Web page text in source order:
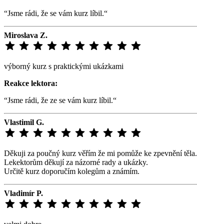
“Jsme rádi, že se vám kurz líbil.“
Miroslava Z.
výborný kurz s praktickými ukázkami
Reakce lektora:
“Jsme rádi, že ze se vám kurz líbil.“
Vlastimil G.
Děkuji za poučný kurz věřím že mi pomůže ke zpevnění těla.
Lekektorům děkují za názorné rady a ukázky.
Určitě kurz doporučím kolegům a známím.
Vladimír P.